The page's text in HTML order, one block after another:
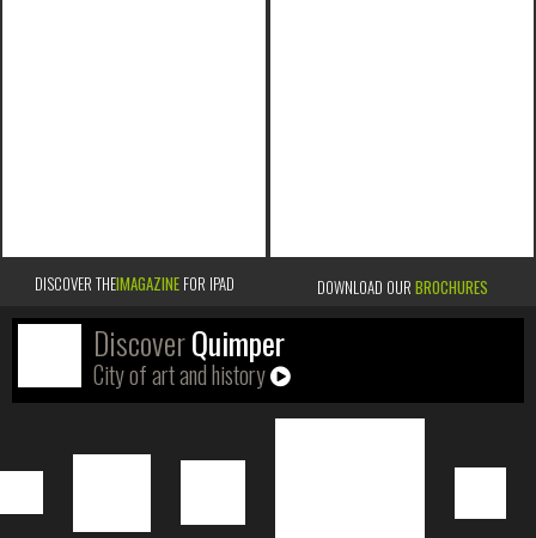
DISCOVER THEIMAGAZINEFOR IPAD DOWNLOAD OUR BROCHURES
DiscoverQuimper
City of art and history